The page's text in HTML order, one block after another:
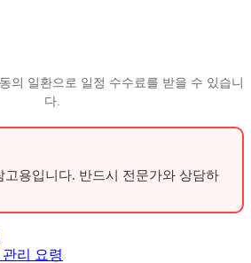
의 일환으로 일정 수수료를 받을 수 있습니
다.
고용입니다. 반드시 전문가와 상담하
리 요령